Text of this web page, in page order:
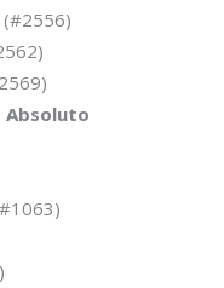
(#2556)
Absoluto